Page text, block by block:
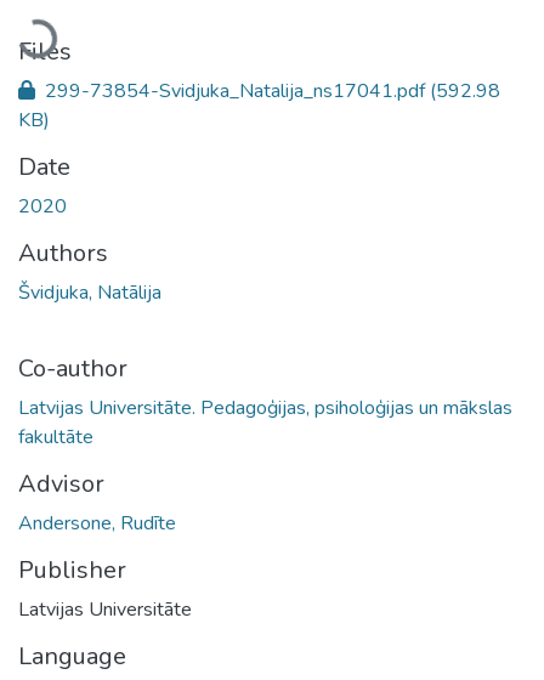
Files
299-73854-Svidjuka_Natalija_ns17041.pdf(592.98
KB)
Date
2020
Authors
Švidjuka, Natālija
Co-author
Latvijas Universitāte. Pedagoģijas, psiholoģijas un mākslas
fakultāte
Advisor
Andersone, Rudīte
Publisher
Latvijas Universitāte
Language